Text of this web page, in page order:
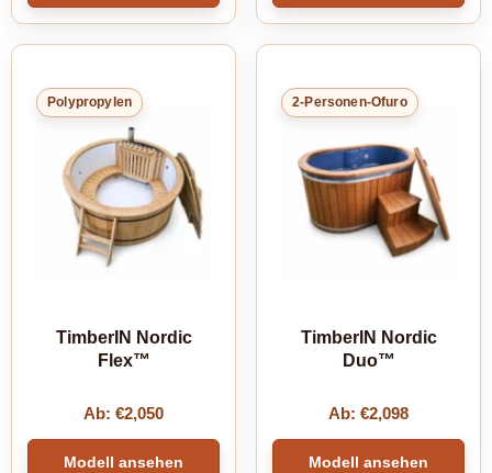
Polypropylen
TimberIN Nordic
Flex™
Ab: €2,050
Modell ansehen
2-Personen-Ofuro
TimberIN Nordic
Duo™
Ab: €2,098
Modell ansehen